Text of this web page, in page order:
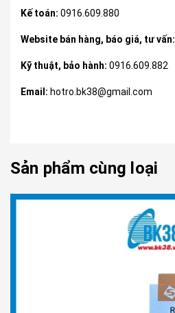
Kế toán: 0916.609.880
Website bán hàng, báo giá, tư vấn:
Kỹ thuật, bảo hành: 0916.609.882
Email: hotro.bk38@gmail.com
Sản phẩm cùng loại